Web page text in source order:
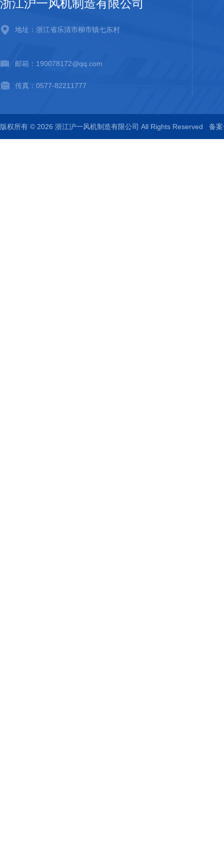
浙江沪一风机制造有限公司
地址：浙江省乐清市柳市镇七东村
邮箱：190078172@qq.com
传真：0577-82211777
版权所有 © 2026 浙江沪一风机制造有限公司 All Rights Reserved 备